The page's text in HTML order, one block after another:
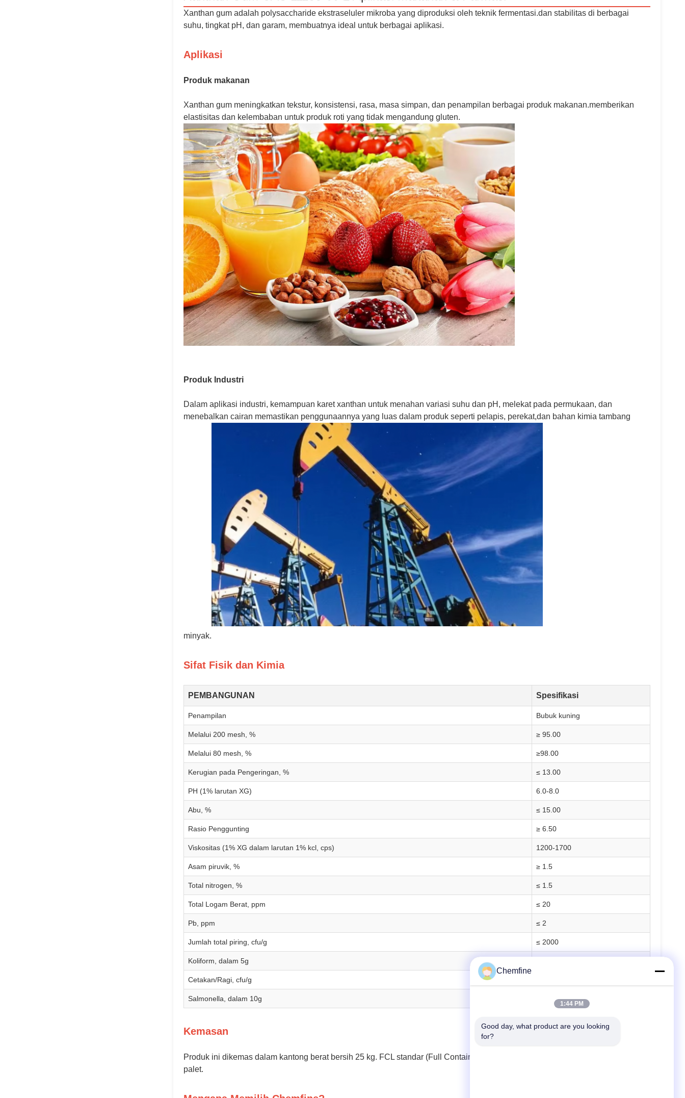
Xanthan gum adalah polysaccharide ekstraseluler mikroba yang diproduksi oleh teknik fermentasi.dan stabilitas di berbagai
suhu, tingkat pH, dan garam, membuatnya ideal untuk berbagai aplikasi.
Aplikasi
Produk makanan
Xanthan gum meningkatkan tekstur, konsistensi, rasa, masa simpan, dan penampilan berbagai produk makanan.memberikan
elastisitas dan kelembaban untuk produk roti yang tidak mengandung gluten.
Produk Industri
Dalam aplikasi industri, kemampuan karet xanthan untuk menahan variasi suhu dan pH, melekat pada permukaan, dan
menebalkan cairan memastikan penggunaannya yang luas dalam produk seperti pelapis, perekat,dan bahan kimia tambang
minyak.
Sifat Fisik dan Kimia
PEMBANGUNAN Spesifikasi
Penampilan Bubuk kuning
Melalui 200 mesh, % ≥ 95.00
Melalui 80 mesh, % ≥98.00
Kerugian pada Pengeringan, % ≤ 13.00
PH (1% larutan XG) 6.0-8.0
Abu, % ≤ 15.00
Rasio Penggunting ≥ 6.50
Viskositas (1% XG dalam larutan 1% kcl, cps) 1200-1700
Asam piruvik, % ≥ 1.5
Total nitrogen, % ≤ 1.5
Total Logam Berat, ppm ≤ 20
Pb, ppm ≤ 2
Jumlah total piring, cfu/g ≤ 2000
Koliform, dalam 5g
Cetakan/Ragi, cfu/g
Salmonella, dalam 10g Negatif
Kemasan
Produk ini dikemas dalam kantong berat bersih 25 kg. FCL standar (Full Container Load) dapat menampung 20 metrik ton dengan
palet.
Chemfine
1:44 PM
Good day, what product are you looking
for?